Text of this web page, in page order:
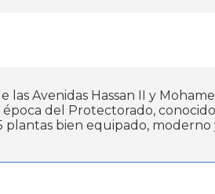
Avenidas Hassan II y
del Protectorado,
plantas bien equipado, moderno